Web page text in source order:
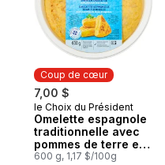
Coup de cœur
7,00 $
Coup de cœur
le Choix du Président
Omelette espagnole
traditionnelle avec
pommes de terre et
oignons
600 g, 1,17 $/100g